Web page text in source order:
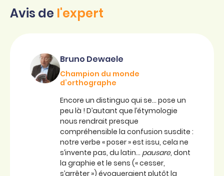
Avis de l'expert
Bruno Dewaele
Champion du monde
d’orthographe
Encore un distinguo qui se… pose un
peu là ! D’autant que l’étymologie
nous rendrait presque
compréhensible la confusion susdite :
notre verbe « poser » est issu, cela ne
s’invente pas, du latin… pausare, dont
la graphie et le sens (« cesser,
s’arrêter ») évoqueraient plutôt la